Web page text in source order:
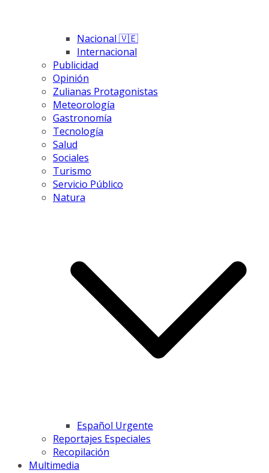
Nacional 🇻🇪
Internacional
Publicidad
Opinión
Zulianas Protagonistas
Meteorología
Gastronomía
Tecnología
Salud
Sociales
Turismo
Servicio Público
Natura
Español Urgente
Reportajes Especiales
Recopilación
Multimedia